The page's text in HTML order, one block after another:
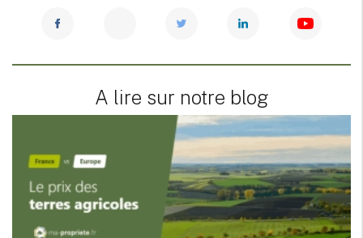
A lire sur notre blog